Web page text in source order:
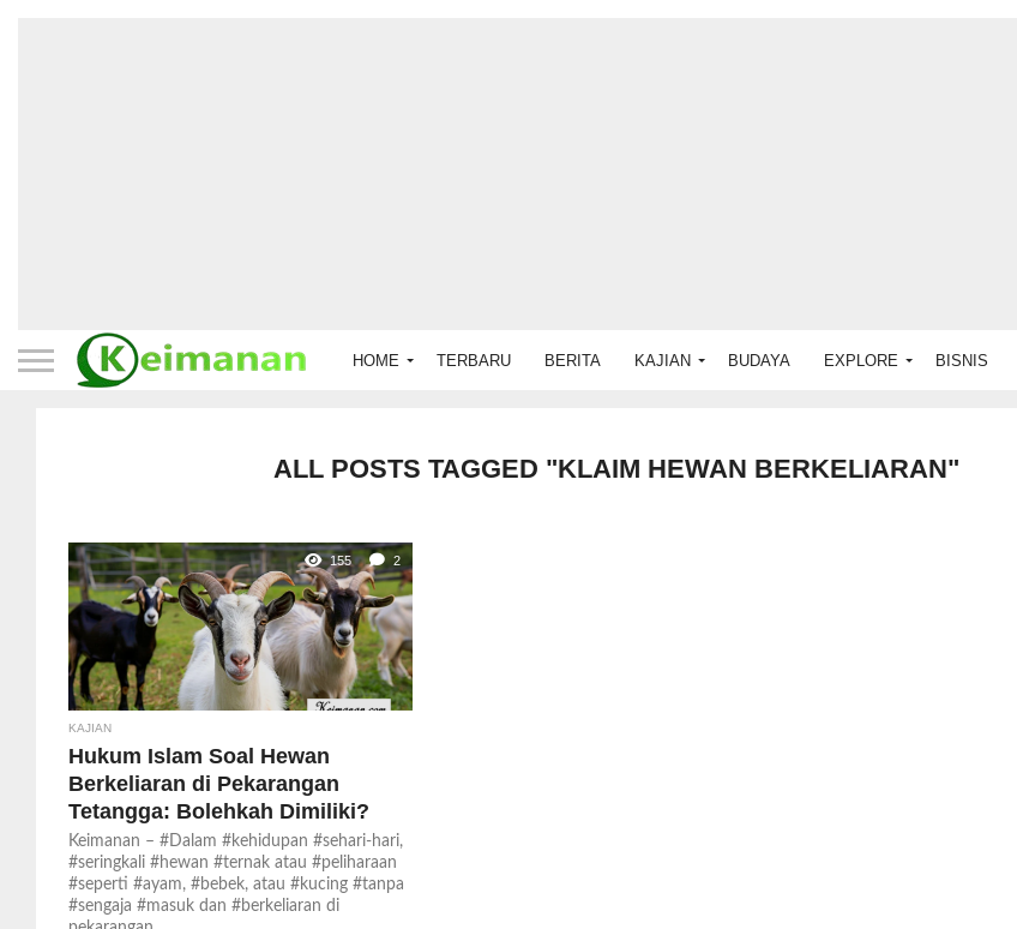
HOME TERBARU BERITA KAJIAN BUDAYA EXPLORE BISNIS
ALL POSTS TAGGED "KLAIM HEWAN BERKELIARAN"
155 2
KAJIAN
Hukum Islam Soal Hewan
Berkeliaran di Pekarangan
Tetangga: Bolehkah Dimiliki?
Keimanan – #Dalam #kehidupan #sehari-hari,
#seringkali #hewan #ternak atau #peliharaan
#seperti #ayam, #bebek, atau #kucing #tanpa
#sengaja #masuk dan #berkeliaran di